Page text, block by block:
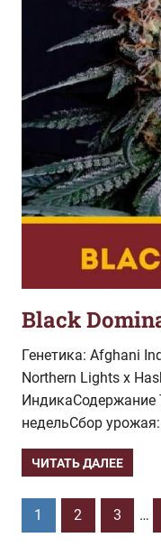
Black
Генетика: Afghani
Northern Lights x
ИндикаСодержание
недельСбор
ЧИТАТЬ ДАЛЕЕ
Пагинация
1 2 3 …